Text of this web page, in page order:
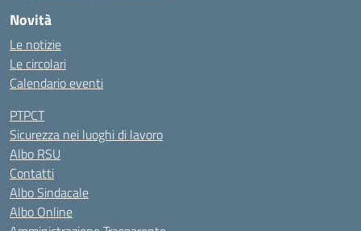
Novità
Le notizie
Le circolari
Calendario eventi
PTPCT
Sicurezza nei luoghi di lavoro
Albo RSU
Contatti
Albo Sindacale
Albo Online